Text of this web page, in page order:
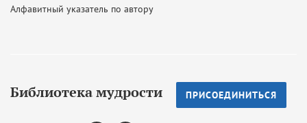
Алфавитный указатель по автору
Библиотека мудрости ПРИСОЕДИНИТЬСЯ